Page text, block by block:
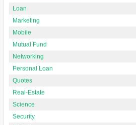
Loan
Marketing
Mobile
Mutual Fund
Networking
Personal Loan
Quotes
Real-Estate
Science
Security